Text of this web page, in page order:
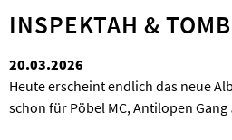
INSPEKTAH &
20.03.2026
Heute erscheint endlich das neue
schon für Pöbel MC, Antilopen Gang